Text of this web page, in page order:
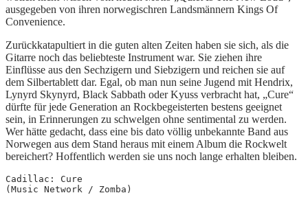
ausgegeben von ihren norwegischren Landsmännern Kings Of
Convenience.
Zurückkatapultiert in die guten alten Zeiten haben sie sich, als die
Gitarre noch das beliebteste Instrument war. Sie ziehen ihre
Einflüsse aus den Sechzigern und Siebzigern und reichen sie auf
dem Silbertablett dar. Egal, ob man nun seine Jugend mit Hendrix,
Lynyrd Skynyrd, Black Sabbath oder Kyuss verbracht hat, „Cure“
dürfte für jede Generation an Rockbegeisterten bestens geeignet
sein, in Erinnerungen zu schwelgen ohne sentimental zu werden.
Wer hätte gedacht, dass eine bis dato völlig unbekannte Band aus
Norwegen aus dem Stand heraus mit einem Album die Rockwelt
bereichert? Hoffentlich werden sie uns noch lange erhalten bleiben.
Cadillac: Cure
(Music Network / Zomba)